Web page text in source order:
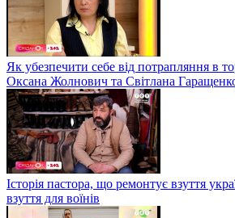
Як убезпечити себе від потрапляння в
Оксана Жолнович та Світлана
Історія пастора, що ремонтує взуття
взуття для воїнів